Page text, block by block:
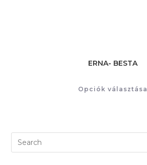
ERNA- BESTA
Opciók választása